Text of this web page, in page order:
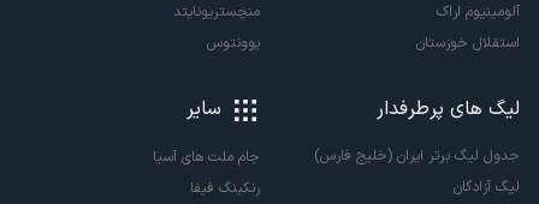
آلومینیوم اراک
استقلال خوزستان
منچستریونایتد
یوونتوس
لیگ های پرطرفدار
جدول لیگ برتر ایران (خلیج فارس)
لیگ آزادگان
سایر
جام ملت های آسیا
رنکینگ فیفا